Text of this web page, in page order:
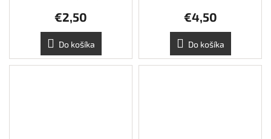
€2,50
Do košíka
€4,50
Do košíka